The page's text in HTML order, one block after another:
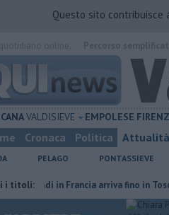
Questo sito contribuisce
VALDISIEVE EMPOLESE
Cronaca Politica Attualità
PELAGO PONTASSIEVE
i titoli:in Francia arriva fino in Toscana